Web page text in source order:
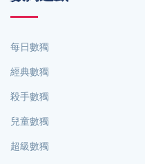
每日數獨
經典數獨
殺手數獨
兒童數獨
超級數獨